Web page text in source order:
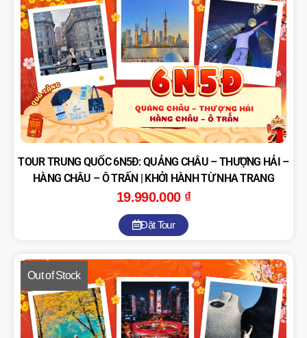
TOUR TRUNG QUỐC 6N5Đ: QUẢNG CHÂU – THƯỢNG HẢI –
HÀNG CHÂU – Ô TRẤN | KHỞI HÀNH TỪ NHA TRANG
19.990.000 ₫
Đặt Tour
Out of Stock